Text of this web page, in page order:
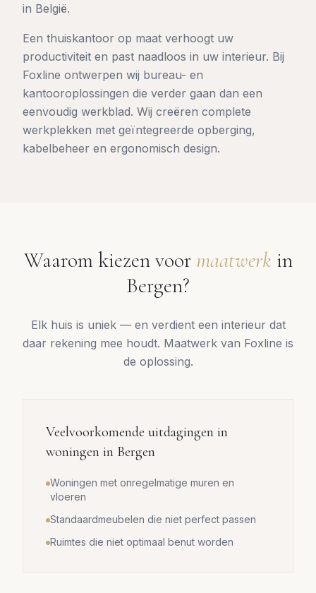
in België.
Een thuiskantoor op maat verhoogt uw
productiviteit en past naadloos in uw interieur. Bij
Foxline ontwerpen wij bureau- en
kantooroplossingen die verder gaan dan een
eenvoudig werkblad. Wij creëren complete
werkplekken met geïntegreerde opberging,
kabelbeheer en ergonomisch design.
Waarom kiezen voor maatwerk in
Bergen?
Elk huis is uniek — en verdient een interieur dat
daar rekening mee houdt. Maatwerk van Foxline is
de oplossing.
Veelvoorkomende uitdagingen in
woningen in Bergen
Woningen met onregelmatige muren en
vloeren
Standaardmeubelen die niet perfect passen
Ruimtes die niet optimaal benut worden